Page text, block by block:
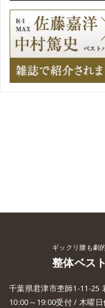
ギックリ腰も劇
整体ベス
千葉県君津市杢師1-11-25
10:00～19:00受付 / 木曜